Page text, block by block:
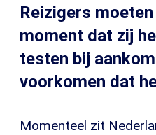
Reizigers
moment dat zij
testen bij
voorkomen dat
Momenteel zit